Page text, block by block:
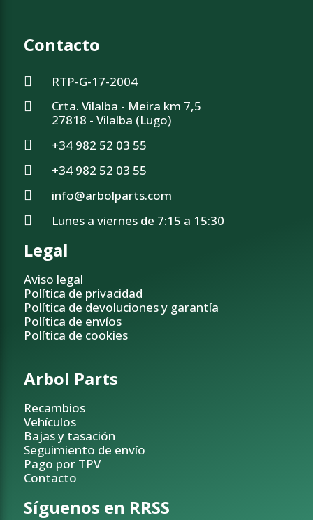
Contacto
RTP-G-17-2004
Crta. Vilalba - Meira km 7,5
27818 - Vilalba (Lugo)
+34 982 52 03 55
+34 982 52 03 55
info@arbolparts.com
Lunes a viernes de 7:15 a 15:30
Legal
Aviso legal
Política de privacidad
Política de devoluciones y garantía
Política de envíos
Política de cookies
Arbol Parts
Recambios
Vehículos
Bajas y tasación
Seguimiento de envío
Pago por TPV
Contacto
Síguenos en RRSS